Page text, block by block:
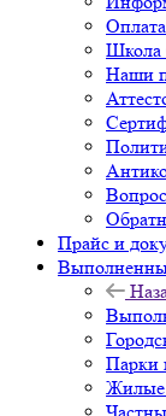
Школа
Наши
Прайс и
Парки
Жилые